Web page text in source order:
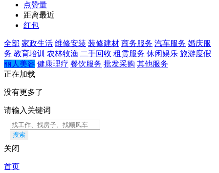
点赞量
距离最近
红包
全部 家政生活 维修安装 装修建材 商务服务 汽车服务 婚庆服
务 教育培训 农林牧渔 二手回收 租赁服务 休闲娱乐 旅游度假
丽人美容 健康理疗 餐饮服务 批发采购 其他服务
正在加载
没有更多了
请输入关键词
搜索
关闭
首页